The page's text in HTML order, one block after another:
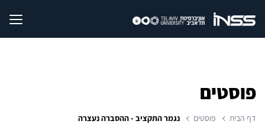
פוסטים
דף הבית פוסטים נגמר התקציב - ההסברה נעצרה